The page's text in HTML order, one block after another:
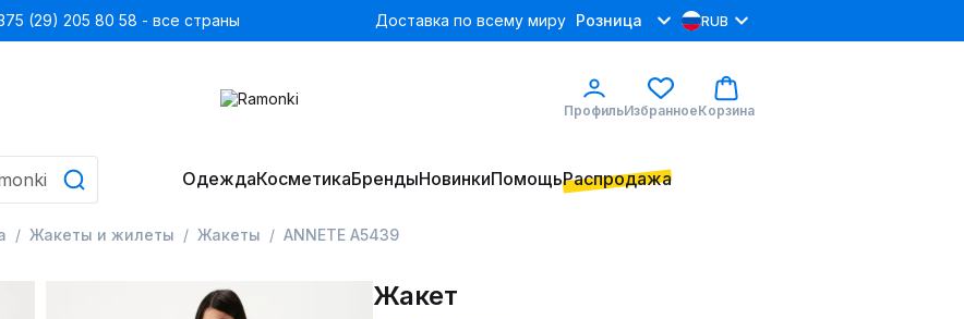
(29) 205 80 58 - все страны Доставка по всему миру Розница RUB
ПрофильИзбранноеКорзина
ОдеждаКосметикаБрендыНовинкиПомощьРаспродажа
Жакеты и жилеты Жакеты ANNETE A5439
Жакет